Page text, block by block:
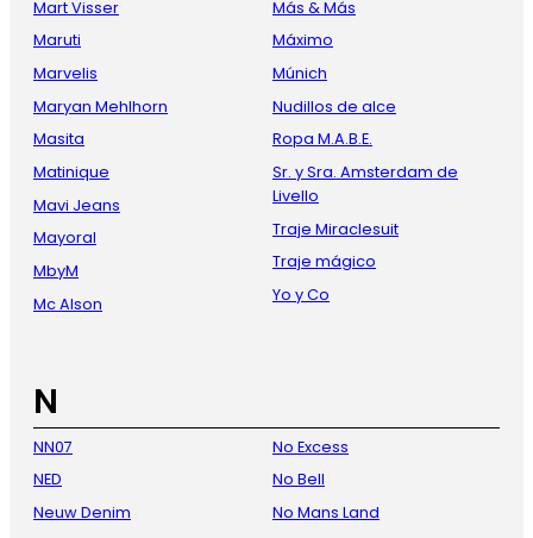
Mart Visser
Maruti
Marvelis
Maryan Mehlhorn
Masita
Matinique
Mavi Jeans
Mayoral
MbyM
Mc Alson
Más & Más
Máximo
Múnich
Nudillos de alce
Ropa M.A.B.E.
Sr. y Sra. Amsterdam de
Livello
Traje Miraclesuit
Traje mágico
Yo y Co
N
NN07
NED
Neuw Denim
No Excess
No Bell
No Mans Land